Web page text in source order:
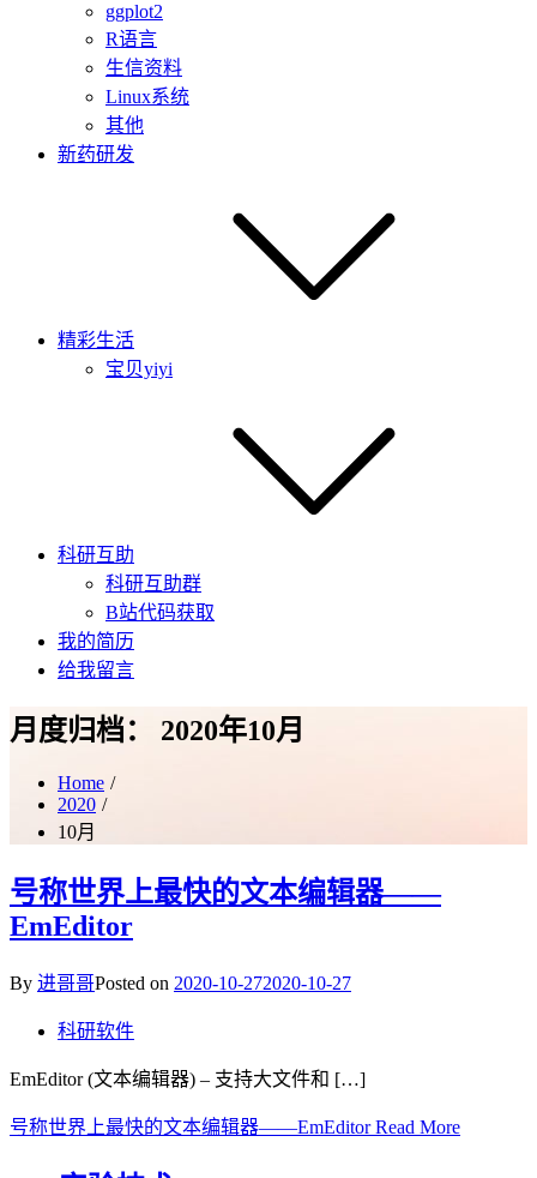
ggplot2
R语言
生信资料
Linux系统
其他
新药研发
精彩生活
宝贝yiyi
科研互助
科研互助群
B站代码获取
我的简历
给我留言
月度归档： 2020年10月
Home
2020
10月
号称世界上最快的文本编辑器——
EmEditor
By 进哥哥Posted on 2020-10-272020-10-27
科研软件
EmEditor (文本编辑器) – 支持大文件和 […]
号称世界上最快的文本编辑器——EmEditorRead More